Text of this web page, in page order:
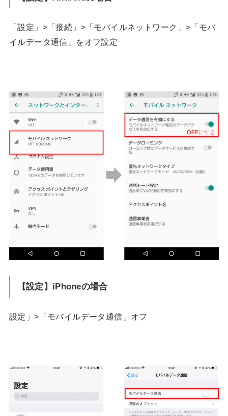
「設定」>「接続」>「モバイルネットワーク」>「モバ
イルデータ通信」をオフ設定
【設定】iPhoneの場合
設定」>「モバイルデータ通信」オフ